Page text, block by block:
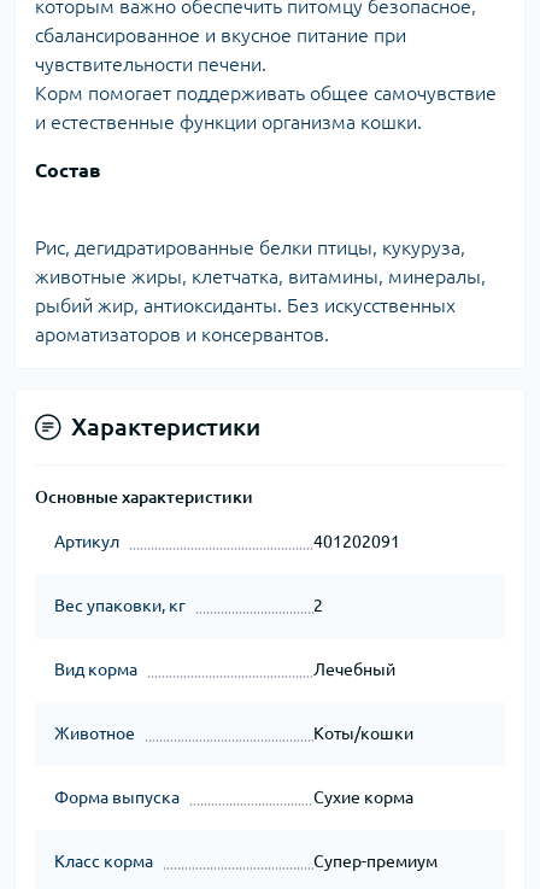
которым важно обеспечить питомцу безопасное,
сбалансированное и вкусное питание при
чувствительности печени.
Корм помогает поддерживать общее самочувствие
и естественные функции организма кошки.
Состав
Рис, дегидратированные белки птицы, кукуруза,
животные жиры, клетчатка, витамины, минералы,
рыбий жир, антиоксиданты. Без искусственных
ароматизаторов и консервантов.
Характеристики
Основные характеристики
Артикул 401202091
Вес упаковки, кг 2
Вид корма Лечебный
Животное Коты/кошки
Форма выпуска Сухие корма
Класс корма Супер-премиум